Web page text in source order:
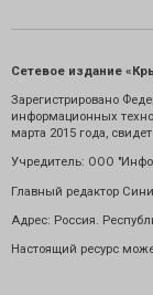
Сетевое издание
Зарегистрировано
информационных
марта 2015 года,
Учредитель: ООО
Главный редактор
Адрес: Россия.
Настоящий ресурс